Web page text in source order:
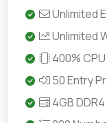
Unlimited
Unlimited
400%
50 Entry
4GB DDR4